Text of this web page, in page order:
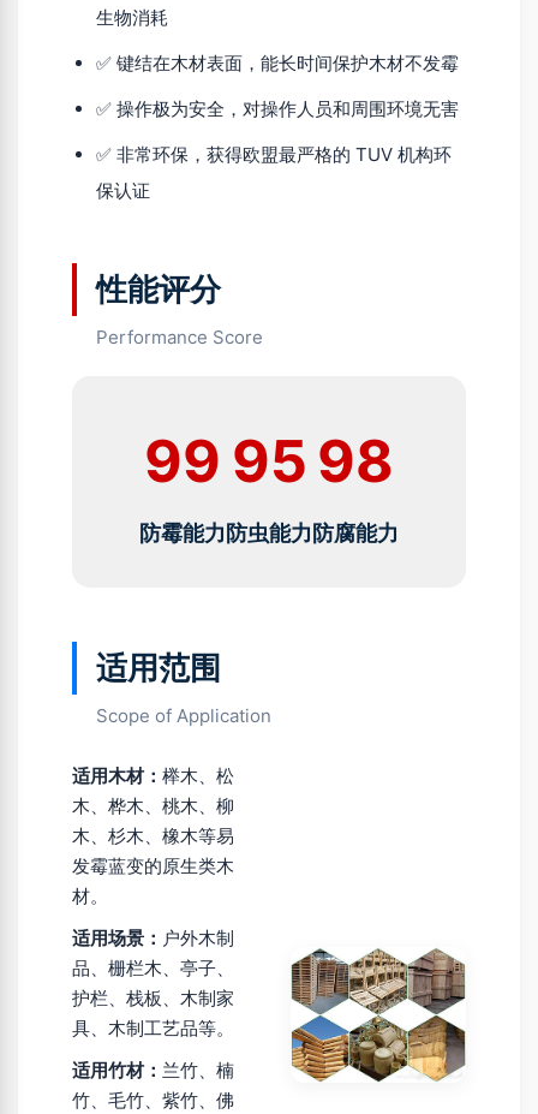
生物消耗
✅ 键结在木材表面，能长时间保护木材不发霉
✅ 操作极为安全，对操作人员和周围环境无害
✅ 非常环保，获得欧盟最严格的 TUV 机构环
保认证
性能评分
Performance Score
99
防霉能力
95
防虫能力
98
防腐能力
适用范围
Scope of Application
适用木材： 榉木、松
木、桦木、桃木、柳
木、杉木、橡木等易
发霉蓝变的原生类木
材。
适用场景： 户外木制
品、栅栏木、亭子、
护栏、栈板、木制家
具、木制工艺品等。
适用竹材： 兰竹、楠
竹、毛竹、紫竹、佛